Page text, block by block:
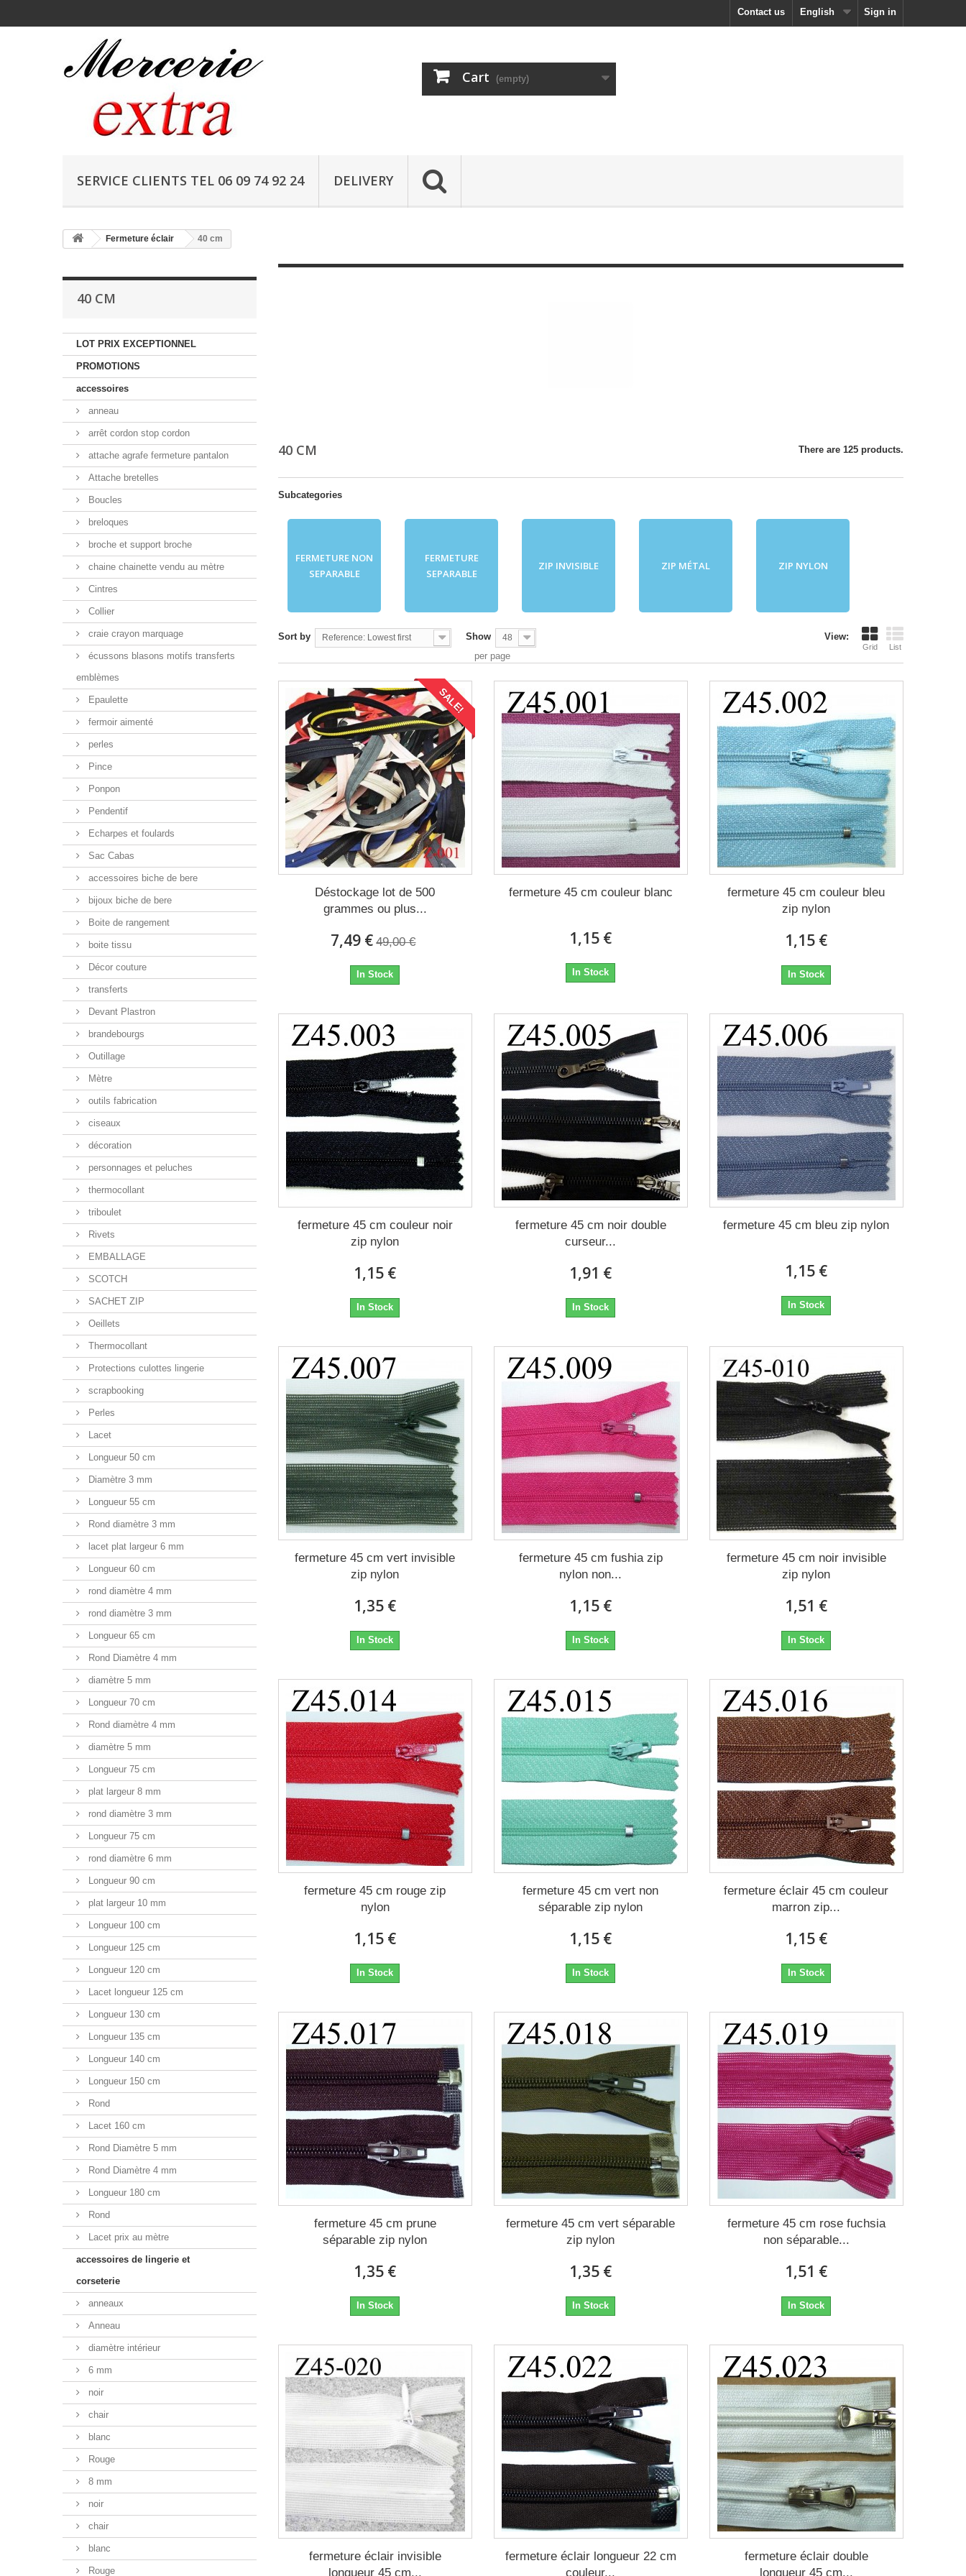
Sign in
English
Contact us
Cart (empty)
SERVICE CLIENTS TEL 06 09 74 92 24 DELIVERY
Fermeture éclair 40 cm
40 CM
LOT PRIX EXCEPTIONNEL
PROMOTIONS
accessoires
anneau
arrêt cordon stop cordon
attache agrafe fermeture pantalon
Attache bretelles
Boucles
breloques
broche et support broche
chaine chainette vendu au mètre
Cintres
Collier
craie crayon marquage
écussons blasons motifs transferts
emblèmes
Epaulette
fermoir aimenté
perles
Pince
Ponpon
Pendentif
Echarpes et foulards
Sac Cabas
accessoires biche de bere
bijoux biche de bere
Boite de rangement
boite tissu
Décor couture
transferts
Devant Plastron
brandebourgs
Outillage
Mètre
outils fabrication
ciseaux
décoration
personnages et peluches
thermocollant
triboulet
Rivets
EMBALLAGE
SCOTCH
SACHET ZIP
Oeillets
Thermocollant
Protections culottes lingerie
scrapbooking
Perles
Lacet
Longueur 50 cm
Diamètre 3 mm
Longueur 55 cm
Rond diamètre 3 mm
lacet plat largeur 6 mm
Longueur 60 cm
rond diamètre 4 mm
rond diamètre 3 mm
Longueur 65 cm
Rond Diamètre 4 mm
diamètre 5 mm
Longueur 70 cm
Rond diamètre 4 mm
diamètre 5 mm
Longueur 75 cm
plat largeur 8 mm
rond diamètre 3 mm
Longueur 75 cm
rond diamètre 6 mm
Longueur 90 cm
plat largeur 10 mm
Longueur 100 cm
Longueur 125 cm
Longueur 120 cm
Lacet longueur 125 cm
Longueur 130 cm
Longueur 135 cm
Longueur 140 cm
Longueur 150 cm
Rond
Lacet 160 cm
Rond Diamètre 5 mm
Rond Diamètre 4 mm
Longueur 180 cm
Rond
Lacet prix au mètre
accessoires de lingerie et
corseterie
anneaux
Anneau
diamètre intérieur
6 mm
noir
chair
blanc
Rouge
8 mm
noir
chair
blanc
Rouge
40 CM There are 125 products.
Subcategories
FERMETURE NON
SEPARABLE
FERMETURE
SEPARABLE
ZIP INVISIBLE ZIP MÉTAL ZIP NYLON
View:
Grid List
Sort by Reference: Lowest first Show 48
per page
SALE!
Déstockage lot de 500
grammes ou plus...
7,49 € 49,00 €
In Stock
fermeture 45 cm couleur blanc
1,15 €
In Stock
fermeture 45 cm couleur bleu
zip nylon
1,15 €
In Stock
fermeture 45 cm couleur noir
zip nylon
1,15 €
In Stock
fermeture 45 cm noir double
curseur...
1,91 €
In Stock
fermeture 45 cm bleu zip nylon
1,15 €
In Stock
fermeture 45 cm vert invisible
zip nylon
1,35 €
In Stock
fermeture 45 cm fushia zip
nylon non...
1,15 €
In Stock
fermeture 45 cm noir invisible
zip nylon
1,51 €
In Stock
fermeture 45 cm rouge zip
nylon
1,15 €
In Stock
fermeture 45 cm vert non
séparable zip nylon
1,15 €
In Stock
fermeture éclair 45 cm couleur
marron zip...
1,15 €
In Stock
fermeture 45 cm prune
séparable zip nylon
1,35 €
In Stock
fermeture 45 cm vert séparable
zip nylon
1,35 €
In Stock
fermeture 45 cm rose fuchsia
non séparable...
1,51 €
In Stock
fermeture éclair invisible
longueur 45 cm...
fermeture éclair longueur 22 cm
couleur...
fermeture éclair double
longueur 45 cm...